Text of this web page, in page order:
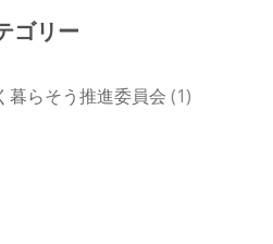
ゴリー
暮らそう推進委員会 (1)